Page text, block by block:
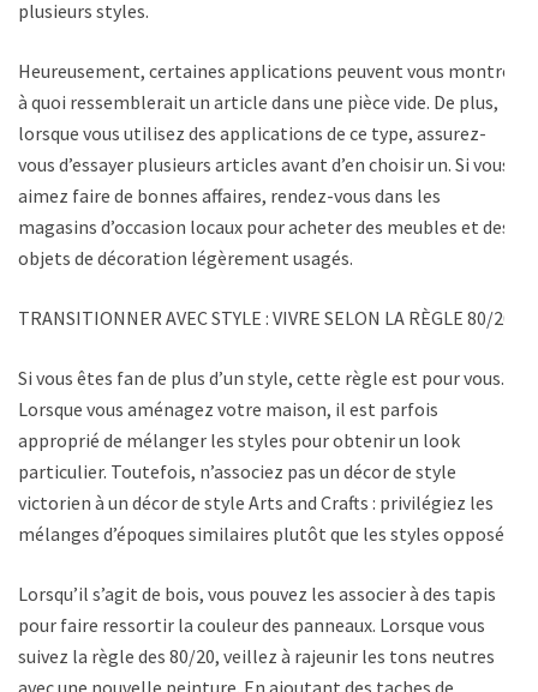
plusieurs styles.
Heureusement, certaines applications peuvent vous montrer
à quoi ressemblerait un article dans une pièce vide. De plus,
lorsque vous utilisez des applications de ce type, assurez-
vous d’essayer plusieurs articles avant d’en choisir un. Si vous
aimez faire de bonnes affaires, rendez-vous dans les
magasins d’occasion locaux pour acheter des meubles et des
objets de décoration légèrement usagés.
TRANSITIONNER AVEC STYLE : VIVRE SELON LA RÈGLE 80/20
Si vous êtes fan de plus d’un style, cette règle est pour vous.
Lorsque vous aménagez votre maison, il est parfois
approprié de mélanger les styles pour obtenir un look
particulier. Toutefois, n’associez pas un décor de style
victorien à un décor de style Arts and Crafts : privilégiez les
mélanges d’époques similaires plutôt que les styles opposés.
Lorsqu’il s’agit de bois, vous pouvez les associer à des tapis
pour faire ressortir la couleur des panneaux. Lorsque vous
suivez la règle des 80/20, veillez à rajeunir les tons neutres
avec une nouvelle peinture. En ajoutant des taches de